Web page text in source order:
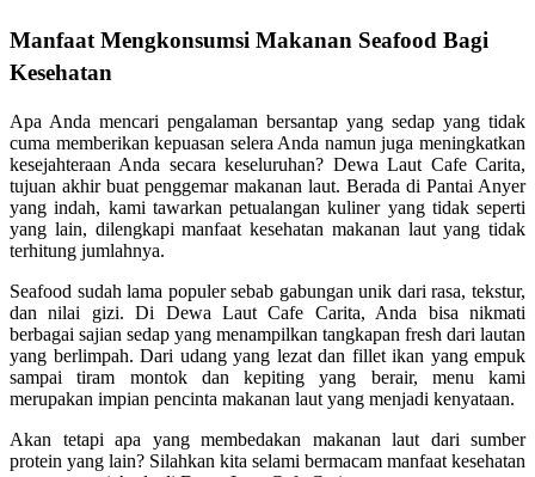
Manfaat Mengkonsumsi Makanan Seafood Bagi
Kesehatan
Apa Anda mencari pengalaman bersantap yang sedap yang tidak
cuma memberikan kepuasan selera Anda namun juga meningkatkan
kesejahteraan Anda secara keseluruhan? Dewa Laut Cafe Carita,
tujuan akhir buat penggemar makanan laut. Berada di Pantai Anyer
yang indah, kami tawarkan petualangan kuliner yang tidak seperti
yang lain, dilengkapi manfaat kesehatan makanan laut yang tidak
terhitung jumlahnya.
Seafood sudah lama populer sebab gabungan unik dari rasa, tekstur,
dan nilai gizi. Di Dewa Laut Cafe Carita, Anda bisa nikmati
berbagai sajian sedap yang menampilkan tangkapan fresh dari lautan
yang berlimpah. Dari udang yang lezat dan fillet ikan yang empuk
sampai tiram montok dan kepiting yang berair, menu kami
merupakan impian pencinta makanan laut yang menjadi kenyataan.
Akan tetapi apa yang membedakan makanan laut dari sumber
protein yang lain? Silahkan kita selami bermacam manfaat kesehatan